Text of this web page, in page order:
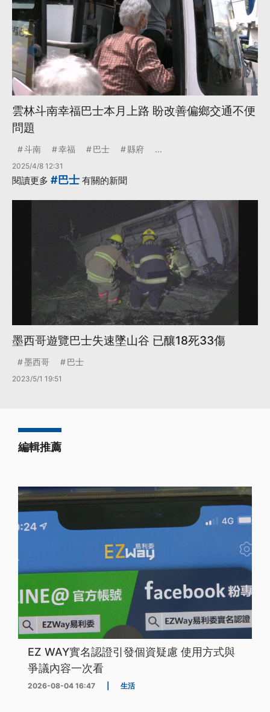
雲林斗南幸福巴士本月上路 盼改善偏鄉交通不便
問題
斗南 幸福 巴士 縣府 ...
2025/4/8 12:31
閱讀更多 #巴士 有關的新聞
墨西哥遊覽巴士失速墜山谷 已釀18死33傷
墨西哥 巴士
2023/5/1 19:51
編輯推薦
EZ WAY實名認證引發個資疑慮 使用方式與
爭議內容一次看
2026-08-04 16:47 生活